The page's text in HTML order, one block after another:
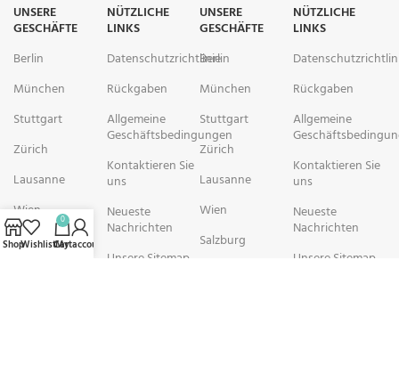
UNSERE
GESCHÄFTE
Berlin
München
Stuttgart
Zürich
Lausanne
Wien
Salzburg
NÜTZLICHE
LINKS
Datenschutzrichtlinie
Rückgaben
Allgemeine
Geschäftsbedingungen
Kontaktieren Sie
uns
Neueste
Nachrichten
Unsere Sitemap
UNSERE
GESCHÄFTE
Berlin
München
Stuttgart
Zürich
Lausanne
Wien
Salzburg
NÜTZLICHE
LINKS
Rückgaben
Allgemeine
Kontaktieren Sie
uns
Neueste
Nachrichten
Unsere Sitemap
ShopWishlist
0
Cart
My account